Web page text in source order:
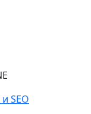
SEO